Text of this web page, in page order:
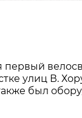
улиц В.
был